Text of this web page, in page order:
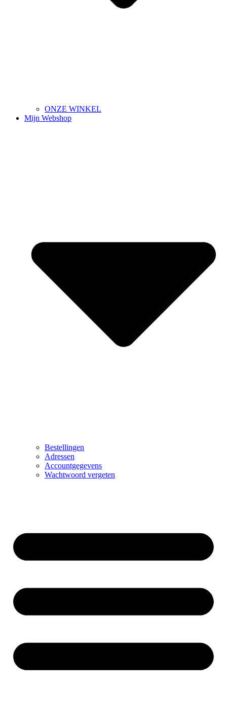
ONZE WINKEL
Mijn Webshop
Bestellingen
Adressen
Accountgegevens
Wachtwoord vergeten